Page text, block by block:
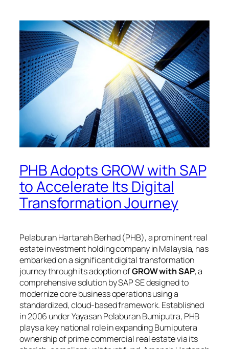
PHB Adopts GROW with SAP
to Accelerate Its Digital
Transformation Journey
Pelaburan Hartanah Berhad (PHB), a prominent real
estate investment holding company in Malaysia, has
embarked on a significant digital transformation
journey through its adoption ofGROW with SAP, a
comprehensive solution by SAP SE designed to
modernize core business operations using a
standardized, cloud-based framework. Established
in 2006 under Yayasan Pelaburan Bumiputra, PHB
plays a key national role in expanding Bumiputera
ownership of prime commercial real estate via its